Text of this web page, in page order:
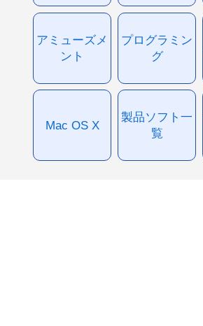
アミューズメ
ント
プログラミン
グ
Mac OS X
製品ソフト一
覧